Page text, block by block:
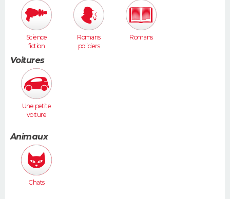
Science
fiction
Romans
policiers
Romans
Voitures
Une petite
voiture
Clio, 206...)
Animaux
Chats